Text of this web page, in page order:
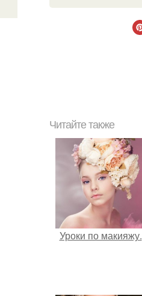
Читайте также
Уроки по макияжу.